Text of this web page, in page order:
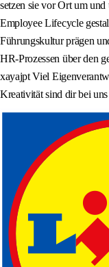
setzen sie vor Ort um
Employee Lifecycle
Führungskultur prägen
HR-Prozessen über den
xayajpt Viel
Kreativität sind dir bei